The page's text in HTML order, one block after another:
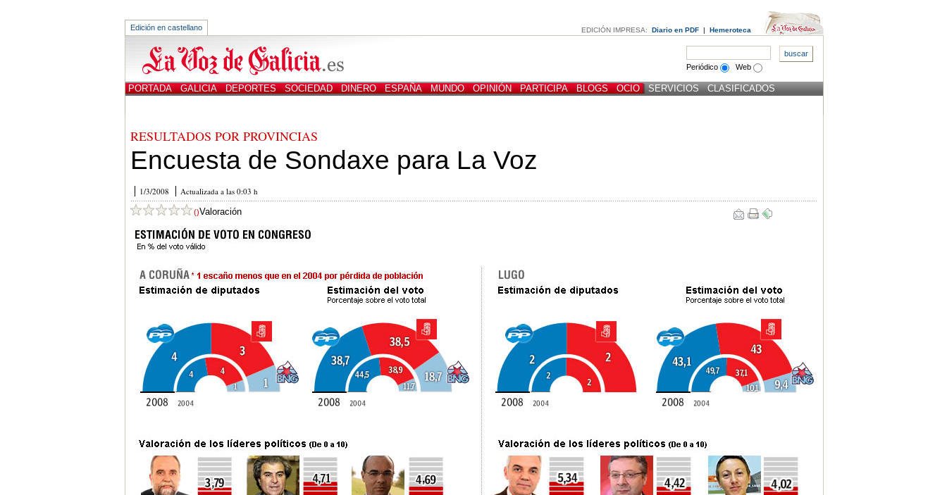
Edición en castellano EDICIÓN IMPRESA: Diario en PDF | Hemeroteca
Periódico Web
PORTADA GALICIA DEPORTES SOCIEDAD DINERO ESPAÑA MUNDO OPINIÓN PARTICIPA BLOGS OCIO SERVICIOS
CLASIFICADOS
RESULTADOS POR PROVINCIAS
Encuesta de Sondaxe para La Voz
1/3/2008
Actualizada a las 0:03 h
Valoración
()